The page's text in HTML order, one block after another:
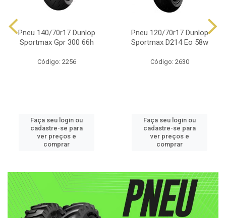
Pneu 140/70r17 Dunlop
Sportmax Gpr 300 66h
Código: 2256
Faça seu login ou
cadastre-se para
ver preços e
comprar
Pneu 120/70r17 Dunlop
Sportmax D214 Eo 58w
Código: 2630
Faça seu login ou
cadastre-se para
ver preços e
comprar